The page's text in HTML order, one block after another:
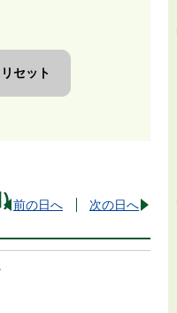
) 前の日へ 次の日へ